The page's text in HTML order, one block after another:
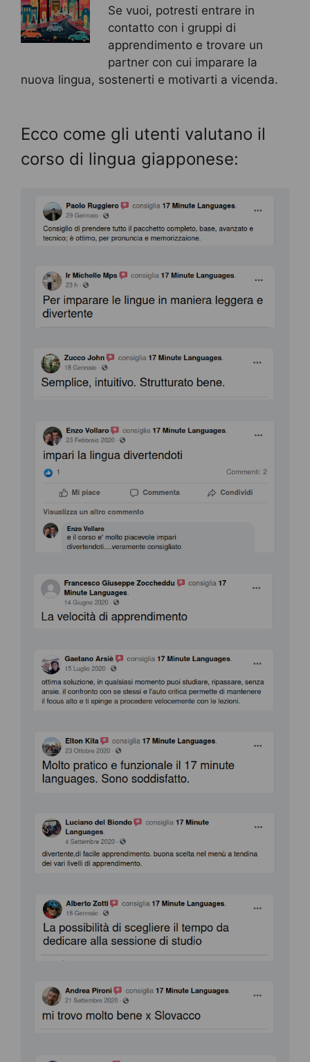
Se vuoi, potresti entrare in
contatto con i gruppi di
apprendimento e trovare un
partner con cui imparare la
nuova lingua, sostenerti e motivarti a vicenda.
Ecco come gli utenti valutano il
corso di lingua giapponese: